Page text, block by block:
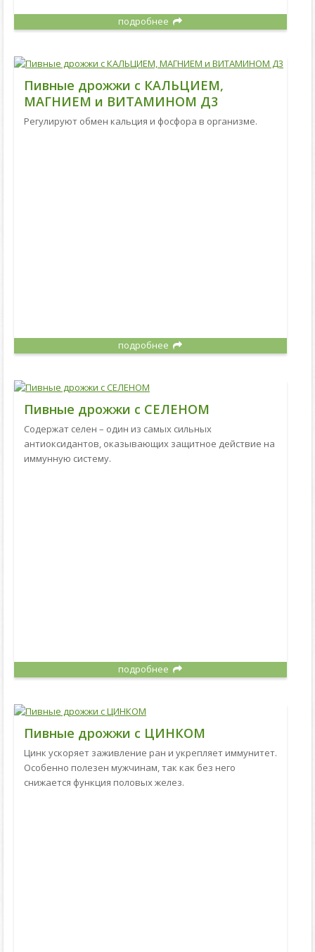
подробнее
Пивные дрожжи с КАЛЬЦИЕМ,
МАГНИЕМ и ВИТАМИНОМ Д3
Регулируют обмен кальция и фосфора в организме.
подробнее
Пивные дрожжи с СЕЛЕНОМ
Содержат селен – один из самых сильных
антиоксидантов, оказывающих защитное действие на
иммунную систему.
подробнее
Пивные дрожжи с ЦИНКОМ
Цинк ускоряет заживление ран и укрепляет иммунитет.
Особенно полезен мужчинам, так как без него
снижается функция половых желез.